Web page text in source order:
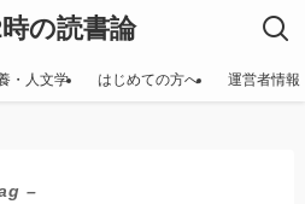
の読書論
・人文学 はじめての方へ 運営者情報
–